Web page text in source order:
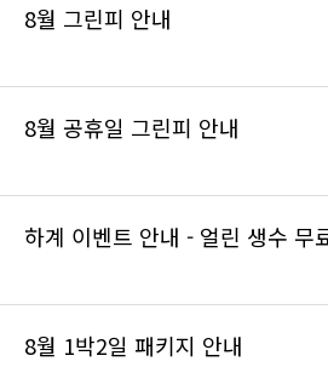
8월 그린피 안내
8월 공휴일 그린피 안내
하계 이벤트 안내 - 얼린 생수 무
8월 1박2일 패키지 안내